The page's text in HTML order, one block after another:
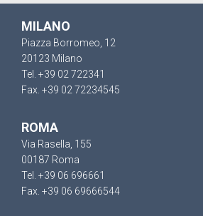
MILANO
Piazza Borromeo, 12
20123 Milano
Tel. +39 02 722341
Fax. +39 02 72234545
ROMA
Via Rasella, 155
00187 Roma
Tel. +39 06 696661
Fax. +39 06 69666544